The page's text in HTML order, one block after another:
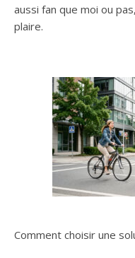
aussi fan que moi ou
plaire.
Comment choisir une